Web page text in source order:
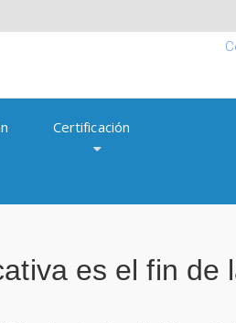
Certificación
es el fin de